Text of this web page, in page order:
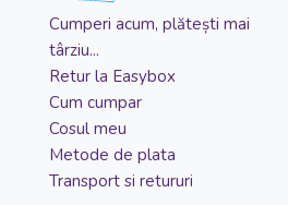
Cumperi acum, plătești mai
târziu...
Retur la Easybox
Cum cumpar
Cosul meu
Metode de plata
Transport si retururi